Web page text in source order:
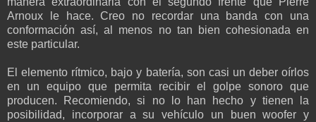
Arnoux le hace. Creo no recordar una banda con una
conformación así, al menos no tan bien cohesionada en
este particular.
El elemento rítmico, bajo y batería, son casi un deber oírlos
en un equipo que permita recibir el golpe sonoro que
producen. Recomiendo, si no lo han hecho y tienen la
posibilidad, incorporar a su vehículo un buen woofer y